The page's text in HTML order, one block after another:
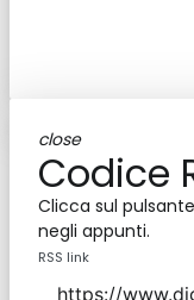
close
Codice
Clicca sul
negli appunti.
RSS link